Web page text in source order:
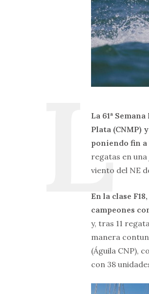
La 61ª
Plata (CNMP)
poniendo fin a
regatas en
viento del NE
En la clase
campeones
y, tras 11
manera
(Águila CNP),
con 38